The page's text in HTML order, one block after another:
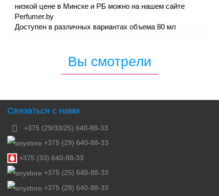
низкой цене в Минске и РБ можно на нашем сайте
Perfumer.by
Доступен в различных вариантах объема 80 мл
Вы смотрели
Связаться с нами
+375 (29/33/25) 640-88-33
+375 (29) 640-88-33
+375 (33) 640-88-33
+375 (25) 640-88-33
+375 (29) 640-88-33